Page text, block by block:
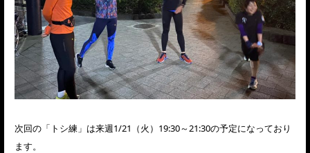
次回の「トシ練」は来週1/21（火）19:30～21:30の予定になっており
ます。